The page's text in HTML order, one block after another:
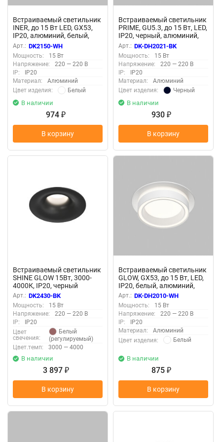
Встраиваемый светильник
INER, до 15 Вт LED, GX53,
IP20, алюминий, белый,
Denkirs DK2150-WH
Арт.: DK2150-WH
Мощность:
15 Вт
Напряжение:
220 — 220 В
IP:
IP20
Материал:
Алюминий
Цвет изделия:
Белый
В наличии
974 ₽
В корзину
Встраиваемый светильник
PRIME, GU5.3, до 15 Вт, LED,
IP20, черный, алюминий,
Denkirs DK-DH2021-BK
Арт.: DK-DH2021-BK
Мощность:
15 Вт
Напряжение:
220 — 220 В
IP:
IP20
Материал:
Алюминий
Цвет изделия:
Черный
В наличии
930 ₽
В корзину
Встраиваемый светильник
SHINE GLOW 15Вт, 3000-
4000К, IP20, черный
матовый, алюминий,
Denkirs DK2430-BK
Арт.: DK2430-BK
Мощность:
15 Вт
Напряжение:
220 — 220 В
IP:
IP20
Цвет
свечения:
Белый
(регулируемый)
Цвет.темп:
3000 — 4000
В наличии
3 897 ₽
В корзину
Встраиваемый светильник
GLOW, GX53, до 15 Вт, LED,
IP20, белый, алюминий,
акрил, Denkirs DK-DH2010-
WH
Арт.: DK-DH2010-WH
Мощность:
15 Вт
Напряжение:
220 — 220 В
IP:
IP20
Материал:
Алюминий
Цвет изделия:
Белый
В наличии
875 ₽
В корзину